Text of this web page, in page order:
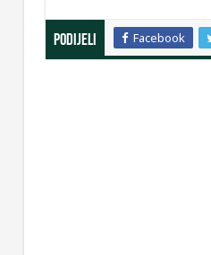
Podijeli Facebook